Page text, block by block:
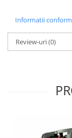
Masini de
Masini batut stalpi
Pentru Casa si
Accesorii aragaze
Pirostrii si
Informatii
Review-uri(0)